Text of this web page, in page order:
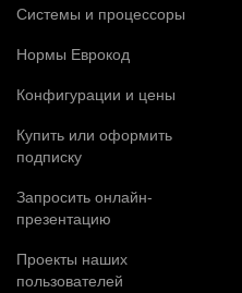
Системы и процессоры
Нормы Еврокод
Конфигурации и цены
Купить или оформить
подписку
Запросить онлайн-
презентацию
Проекты наших
пользователей